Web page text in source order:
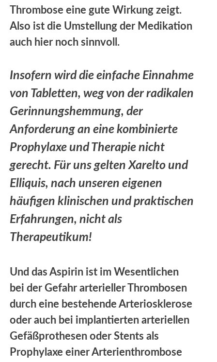
Thrombose eine gute Wirkung zeigt.
Also ist die Umstellung der Medikation
auch hier noch sinnvoll.
Insofern wird die einfache Einnahme
von Tabletten, weg von der radikalen
Gerinnungshemmung, der
Anforderung an eine kombinierte
Prophylaxe und Therapie nicht
gerecht. Für uns gelten Xarelto und
Elliquis, nach unseren eigenen
häufigen klinischen und praktischen
Erfahrungen, nicht als
Therapeutikum!
Und das Aspirin ist im Wesentlichen
bei der Gefahr arterieller Thrombosen
durch eine bestehende Arteriosklerose
oder auch bei implantierten arteriellen
Gefäßprothesen oder Stents als
Prophylaxe einer Arterienthrombose